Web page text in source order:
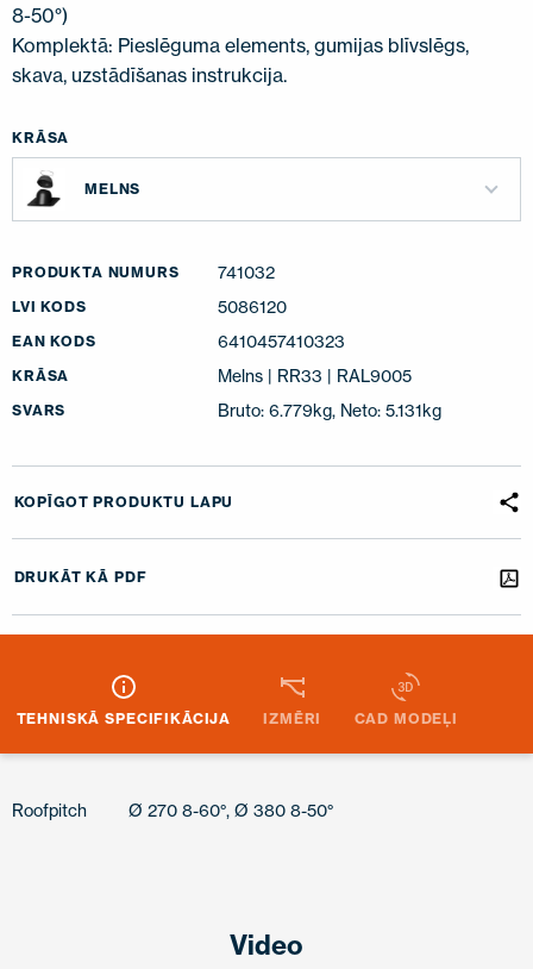
8-50°)
Komplektā: Pieslēguma elements, gumijas blīvslēgs,
skava, uzstādīšanas instrukcija.
KRĀSA
MELNS
PRODUKTA NUMURS 741032
LVI KODS 5086120
EAN KODS 6410457410323
KRĀSA Melns | RR33 | RAL9005
SVARS Bruto: 6.779kg, Neto: 5.131kg
KOPĪGOT PRODUKTU LAPU
DRUKĀT KĀ PDF
TEHNISKĀ SPECIFIKĀCIJA IZMĒRI CAD MODEĻI
Roofpitch Ø 270 8-60°, Ø 380 8-50°
Video